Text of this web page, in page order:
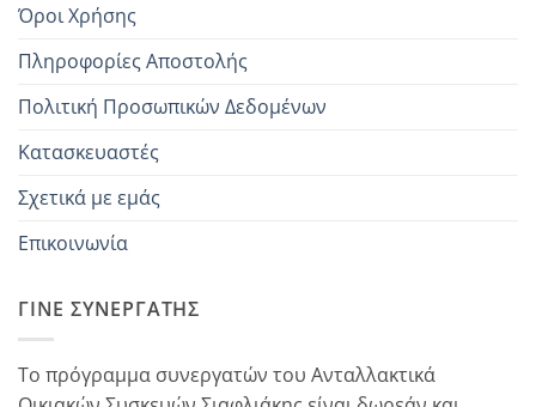
Όροι Χρήσης
Πληροφορίες Αποστολής
Πολιτική Προσωπικών Δεδομένων
Κατασκευαστές
Σχετικά με εμάς
Επικοινωνία
ΓΊΝΕ ΣΥΝΕΡΓΆΤΗΣ
Το πρόγραμμα συνεργατών του Ανταλλακτικά